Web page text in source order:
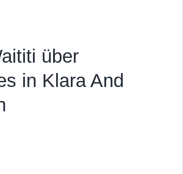
über
in Klara And